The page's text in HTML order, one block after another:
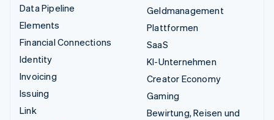
Data Pipeline
Elements
Financial Connections
Identity
Invoicing
Issuing
Link
Geldmanagement
Plattformen
SaaS
KI-Unternehmen
Creator Economy
Gaming
Bewirtung, Reisen und